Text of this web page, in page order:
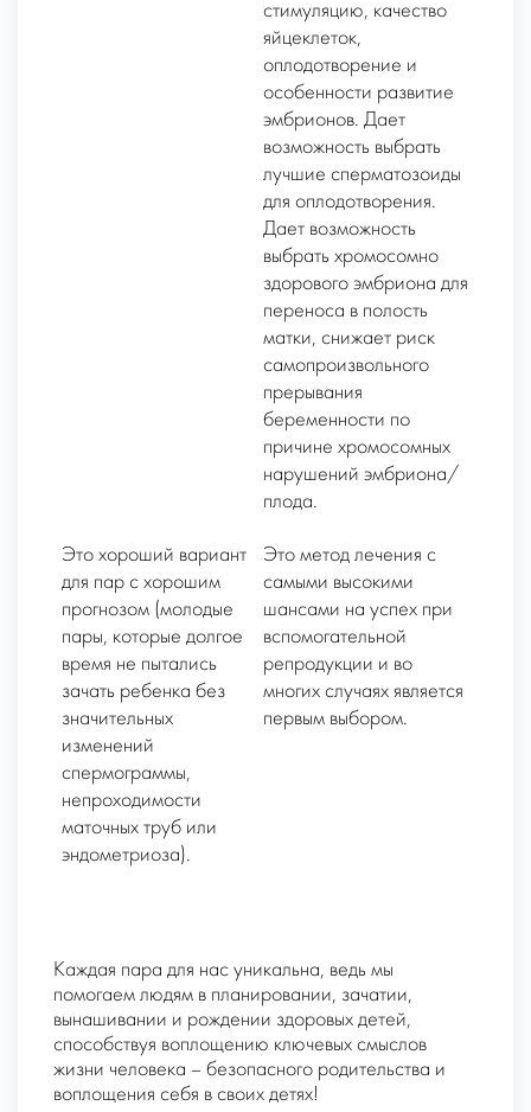
стимуляцию, качество
яйцеклеток,
оплодотворение и
особенности развитие
эмбрионов. Дает
возможность выбрать
лучшие сперматозоиды
для оплодотворения.
Дает возможность
выбрать хромосомно
здорового эмбриона для
переноса в полость
матки, снижает риск
самопроизвольного
прерывания
беременности по
причине хромосомных
нарушений эмбриона/
плода.
Это хороший вариант
для пар с хорошим
прогнозом (молодые
пары, которые долгое
время не пытались
зачать ребенка без
значительных
изменений
спермограммы,
непроходимости
маточных труб или
эндометриоза).
Это метод лечения с
самыми высокими
шансами на успех при
вспомогательной
репродукции и во
многих случаях является
первым выбором.
Каждая пара для нас уникальна, ведь мы
помогаем людям в планировании, зачатии,
вынашивании и рождении здоровых детей,
способствуя воплощению ключевых смыслов
жизни человека – безопасного родительства и
воплощения себя в своих детях!